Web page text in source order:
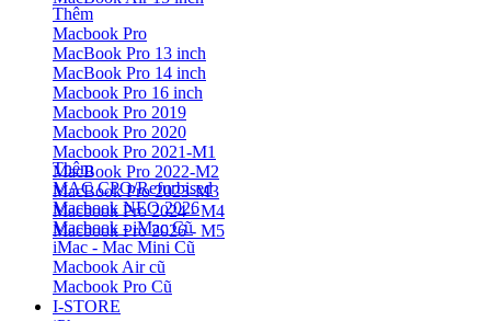
Thêm
Macbook Pro
MacBook Pro 13 inch
MacBook Pro 14 inch
Macbook Pro 16 inch
Macbook Pro 2019
Macbook Pro 2020
Macbook Pro 2021-M1
MacBook Pro 2022-M2
MacBook Pro 2023-M3
Macbook Pro 2024 - M4
Macbook Pro 2026 - M5
Thêm
MAC CPO/Refurbised
Macbook NEO 2026
Macbook - iMac Cũ
iMac - Mac Mini Cũ
Macbook Air cũ
Macbook Pro Cũ
I-STORE